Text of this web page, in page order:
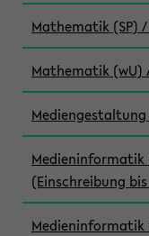
Mathematik (SP) /
Mathematik (wU)
Mediengestaltung
Medieninformatik
(Einschreibung bis
Medieninformatik